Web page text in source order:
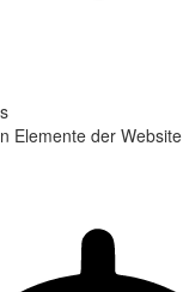
Elemente der Website